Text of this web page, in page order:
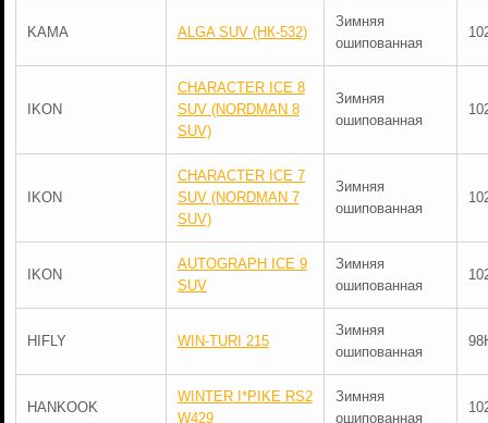
KAMA ALGA SUV (НК-532)
Зимняя
ошипованная
IKON
CHARACTER ICE 8
SUV (NORDMAN 8
SUV)
Зимняя
ошипованная
IKON
CHARACTER ICE 7
SUV (NORDMAN 7
SUV)
Зимняя
ошипованная
IKON
AUTOGRAPH ICE 9
SUV
Зимняя
ошипованная
HIFLY WIN-TURI 215
Зимняя
ошипованная
HANKOOK
WINTER I*PIKE RS2
W429
Зимняя
ошипованная